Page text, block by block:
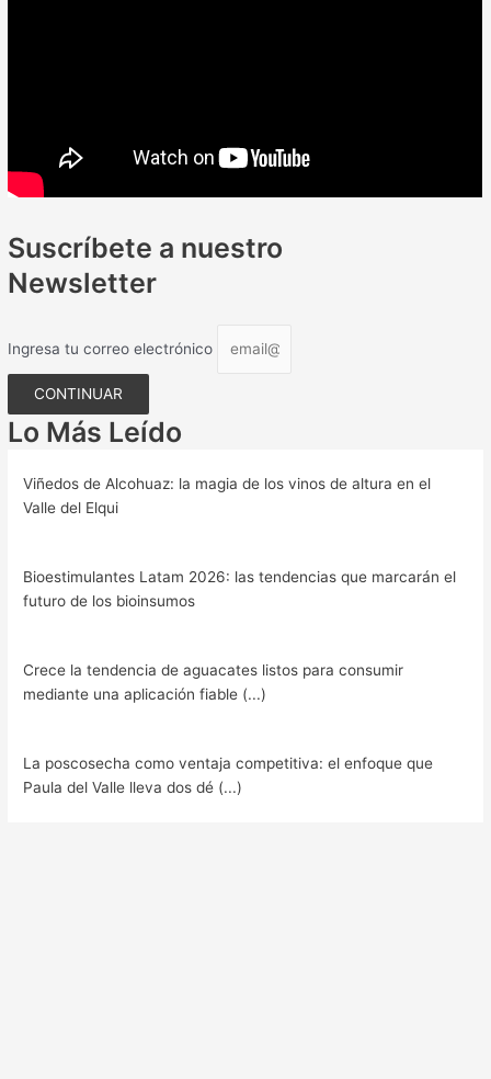
Suscríbete a nuestro
Newsletter
Ingresa tu correo electrónico
CONTINUAR
Lo Más Leído
Viñedos de Alcohuaz: la magia de los vinos de altura en el
Valle del Elqui
Bioestimulantes Latam 2026: las tendencias que marcarán el
futuro de los bioinsumos
Crece la tendencia de aguacates listos para consumir
mediante una aplicación fiable (...)
La poscosecha como ventaja competitiva: el enfoque que
Paula del Valle lleva dos dé (...)